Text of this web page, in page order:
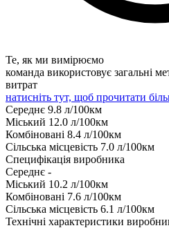
Те, як ми вимірюємо
команда використовує загальні
витрат
натисніть тут, щоб прочитати
Середнє 9.8 л/100км
Міський 12.0 л/100км
Комбіновані 8.4 л/100км
Сільська місцевість 7.0 л/100км
Специфікація виробника
Середнє -
Міський 10.2 л/100км
Комбіновані 7.6 л/100км
Сільська місцевість 6.1 л/100км
Технічні характеристики